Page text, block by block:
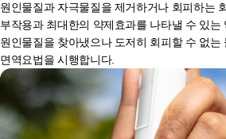
원인물질과 자극물질을 제거하거나 회피하는
부작용과 최대한의 약제효과를 나타낼 수 있는
원인물질을 찾아냈으나 도저히 회피할 수 없는
면역요법을 시행합니다.